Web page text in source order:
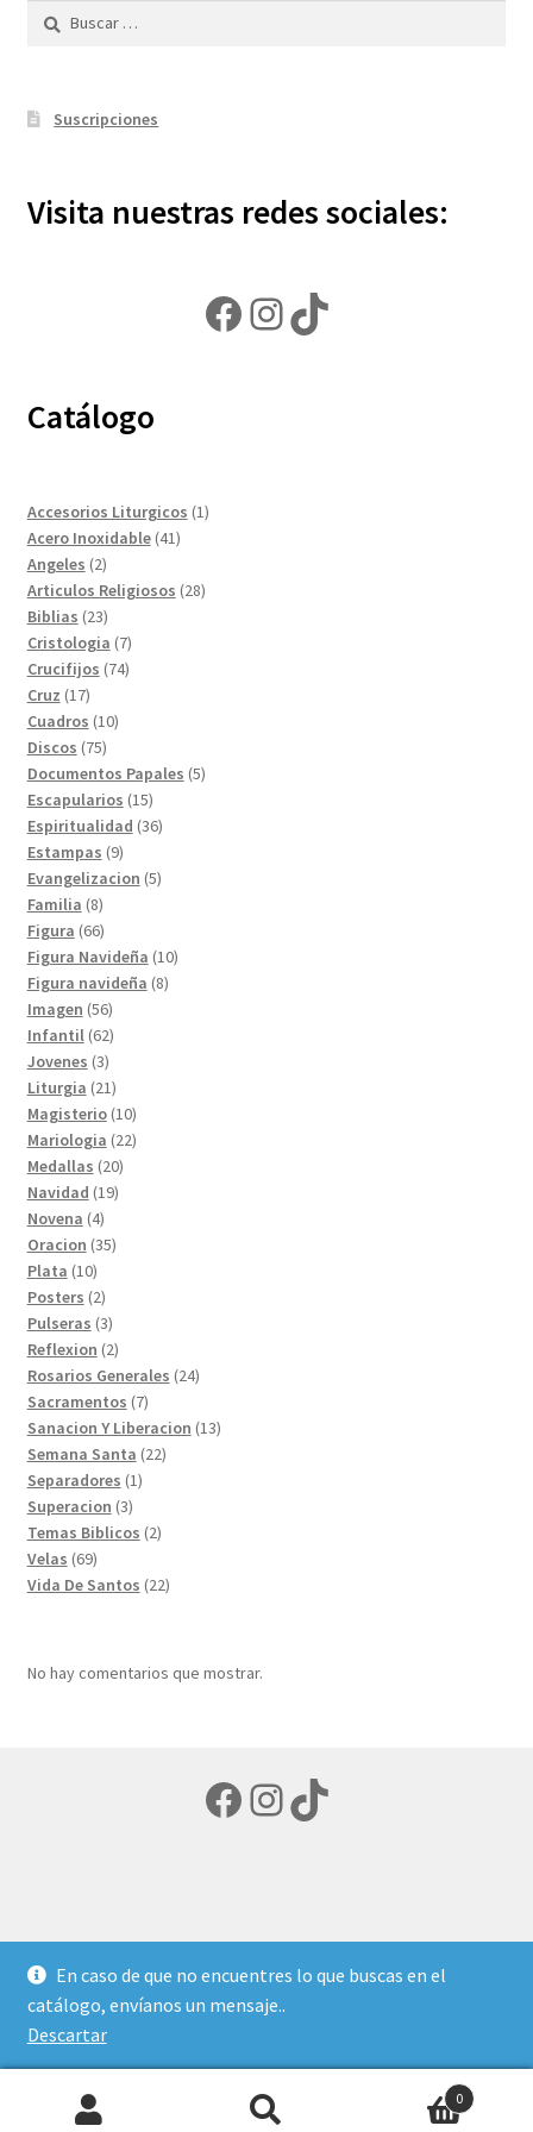
Contáctanos
Suscripciones
Visita nuestras redes sociales:
Facebook
Instagram
TikTok
Catálogo
Accesorios Liturgicos 11
Acero Inoxidable 4141
Angeles 22
productos
Articulos Religiosos 2828
Biblias 2323
productos
Cristologia 77
productos
Crucifijos 7474
Cruz 1717
productos
Cuadros 1010
Discos 7575
productos
Documentos Papales 55
Escapularios 1515
productos
Espiritualidad 3636
Estampas 99
productos
Evangelizacion 55
Familia 88
productos
Figura 6666
productos
Figura Navideña 1010
Figura navideña 88
Imagen 5656
productos
Infantil 6262
productos
Jovenes 33
productos
Liturgia 2121
productos
Magisterio 1010
productos
Mariologia 2222
Medallas 2020
productos
Navidad 1919
Novena 44
productos
Oracion 3535
Plata 1010
productos
Posters 22
productos
Pulseras 33
productos
Reflexion 22
productos
Rosarios Generales 2424
Sacramentos 77
productos
Sanacion Y Liberacion 1313
Semana Santa 2222
Separadores 11
Superacion 33
productos
Temas Biblicos 22
Velas 6969
productos
Vida De Santos 2222
No hay comentarios que mostrar.
Facebook
Instagram
TikTok
Política de privacidad
Creado con Storefront y
WooCommerce.
0
En caso de que no encuentres lo que buscas en el
catálogo, envíanos un mensaje..
Descartar